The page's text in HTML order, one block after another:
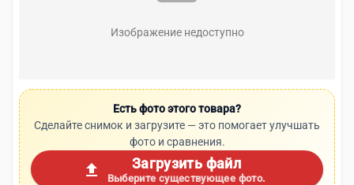
Изображение недоступно
Есть фото этого товара?
Сделайте снимок и загрузите — это помогает улучшать
фото и сравнения.
upload Загрузить файл
Выберите существующее фото.